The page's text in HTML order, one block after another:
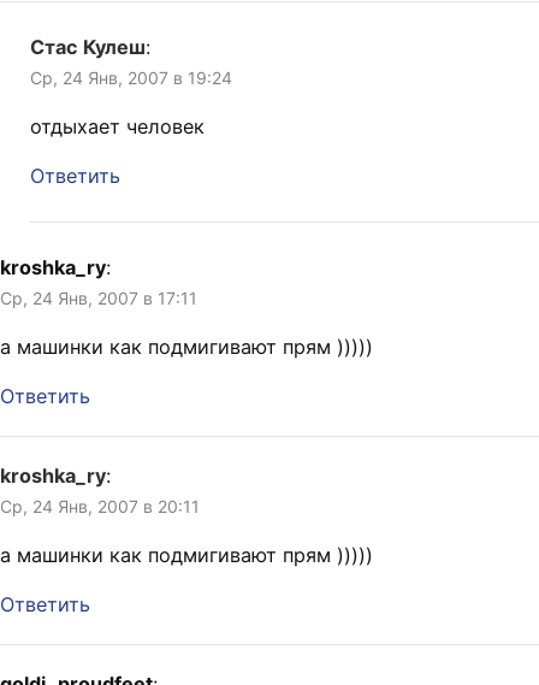
Стас Кулеш:
Ср, 24 Янв, 2007 в 19:24
отдыхает человек
Ответить
kroshka_ry:
Ср, 24 Янв, 2007 в 17:11
а машинки как подмигивают прям )))))
Ответить
kroshka_ry:
Ср, 24 Янв, 2007 в 20:11
а машинки как подмигивают прям )))))
Ответить